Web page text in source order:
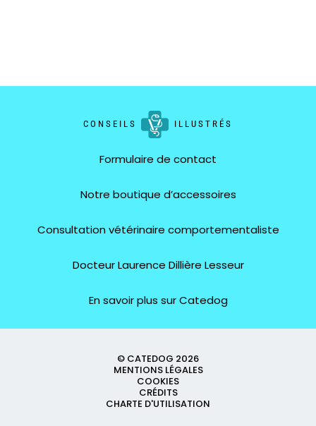
CONSEILS ILLUSTRÉS
Formulaire de contact
Notre boutique d’accessoires
Consultation vétérinaire comportementaliste
Docteur Laurence Dillière Lesseur
En savoir plus sur Catedog
© CATEDOG 2026
MENTIONS LÉGALES
COOKIES
CRÉDITS
CHARTE D'UTILISATION